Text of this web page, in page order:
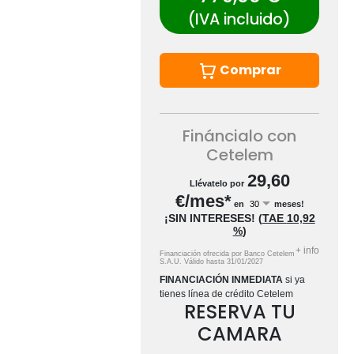
(IVA incluido)
Comprar
Fináncialo con
Cetelem
Llévatelo por 29,60
€/mes* en meses!
¡SIN INTERESES! (TAE 10,92
%)
Financiación ofrecida por Banco Cetelem
S.A.U.Válido hasta31/01/2027
+ info
FINANCIACIÓN INMEDIATA si ya
tienes línea de crédito Cetelem
RESERVA TU
CAMARA